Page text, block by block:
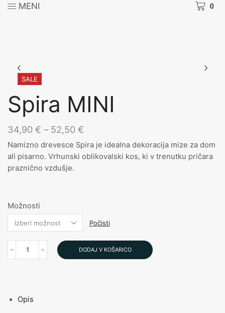
MENI 0
SALE
Spira MINI
34,90 € – 52,50 €
razpon:
od
34,90 €
Namizno drevesce Spira je idealna dekoracija mize za dom
ali pisarno. Vrhunski oblikovalski kos, ki v trenutku pričara
praznično vzdušje.
Možnosti
Počisti
Spira
DODAJ V KOŠARICO
Opis